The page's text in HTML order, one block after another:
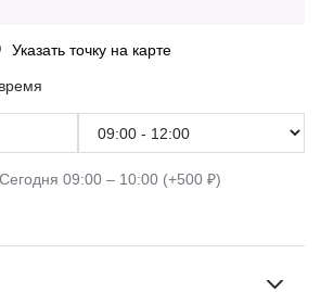
Указать точку на карте
Сегодня 09:00 – 10:00 (+500 ₽)